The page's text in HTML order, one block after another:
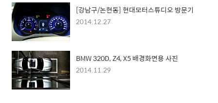
[강남구/논현동] 현대모터스튜디오 방문기
2014.12.27
BMW 320D, Z4, X5 배경화면용 사진
2014.11.29